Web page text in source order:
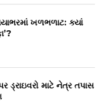
ખળભળાટ: ક્યાં
માટે નેત્ર તપાસ